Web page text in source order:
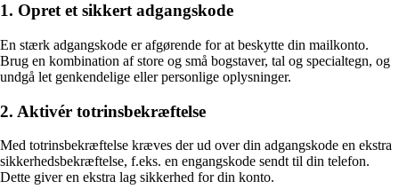
1. Opret et sikkert adgangskode
En stærk adgangskode er afgørende for at beskytte din mailkonto.
Brug en kombination af store og små bogstaver, tal og specialtegn, og
undgå let genkendelige eller personlige oplysninger.
2. Aktivér totrinsbekræftelse
Med totrinsbekræftelse kræves der ud over din adgangskode en ekstra
sikkerhedsbekræftelse, f.eks. en engangskode sendt til din telefon.
Dette giver en ekstra lag sikkerhed for din konto.